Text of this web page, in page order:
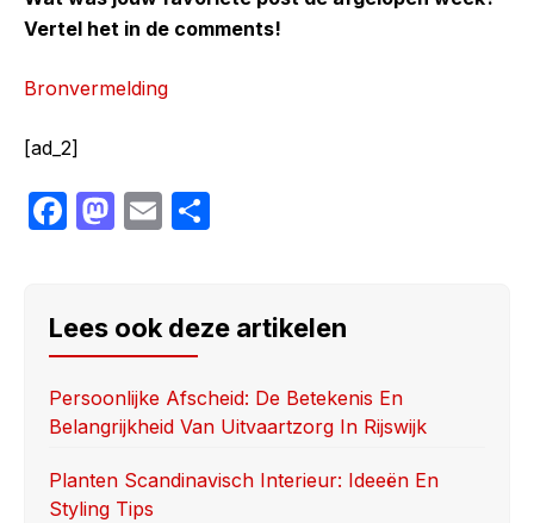
Vertel het in de comments!
Bronvermelding
[ad_2]
F
e
b
o
o
k
M
o
d
o
n
E
e
Lees ook deze artikelen
Persoonlijke Afscheid: De Betekenis En
Belangrijkheid Van Uitvaartzorg In Rijswijk
Planten Scandinavisch Interieur: Ideeën En
Styling Tips